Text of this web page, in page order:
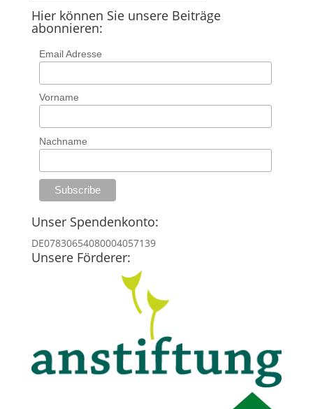
Hier können Sie unsere Beiträge
abonnieren:
Email Adresse
Vorname
Nachname
Unser Spendenkonto:
DE07830654080004057139
Unsere Förderer: